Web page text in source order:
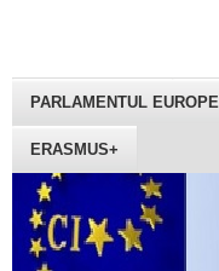
PARLAMENTUL
ERASMUS+